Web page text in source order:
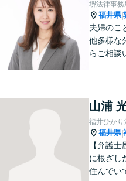
にご相談
堺法律事務
福井県|
夫婦のこ
他多様な
らご相談
により3
能です。
わせ下さ
山浦
福井ひか
福井県|
【弁護
に根ざし
住んでい